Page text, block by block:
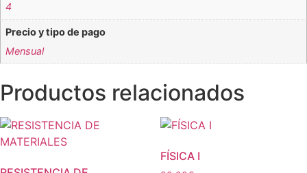
4
Precio y tipo de pago
Mensual
Productos relacionados
FÍSICA I